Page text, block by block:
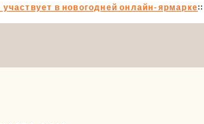
в новогодней онлайн-ярмарке